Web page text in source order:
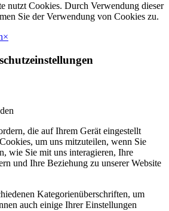
nutzt Cookies. Durch Verwendung dieser
Sie der Verwendung von Cookies zu.
×
die auf Ihrem Gerät eingestellt
um uns mitzuteilen, wenn Sie
wie Sie mit uns interagieren, Ihre
und Ihre Beziehung zu unserer Website
Kategorienüberschriften, um
auch einige Ihrer Einstellungen